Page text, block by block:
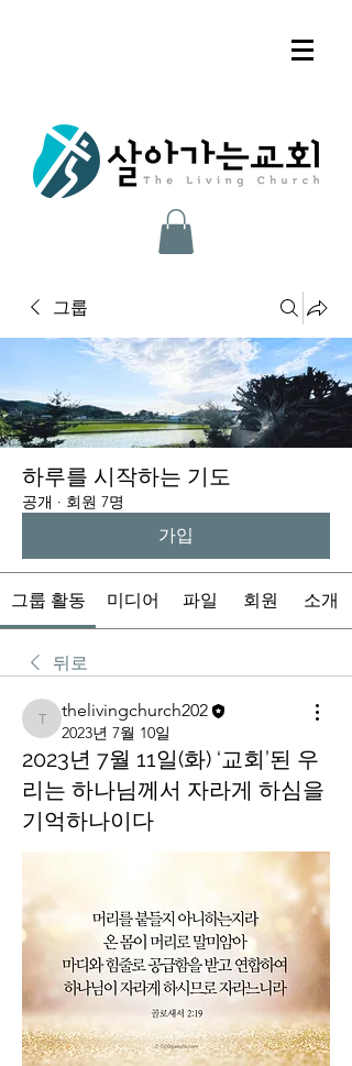
그룹
하루를 시작하는 기도
공개 · 회원 7명
가입
그룹 활동 미디어 파일 회원 소개
뒤로
thelivingchurch202
thelivingchurch202
2023년 7월 10일
2023년 7월 11일(화) ‘교회’된 우
리는 하나님께서 자라게 하심을
기억하나이다